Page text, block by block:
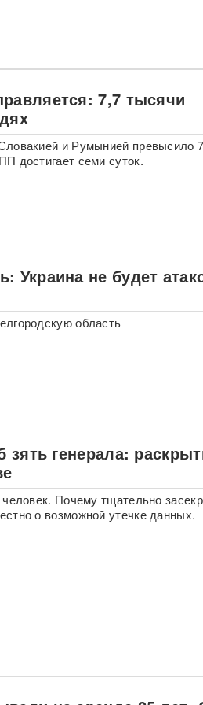
7,7 тысячи
и Румынией превысило
достигает семи суток.
Украина не будет
область
генерала:
Почему тщательно
о возможной утечке данных.